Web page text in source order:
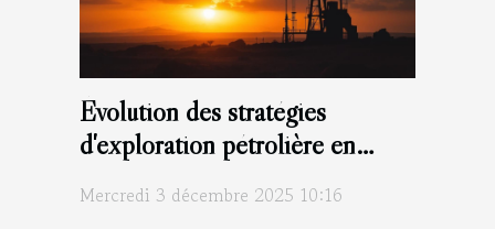
Évolution des stratégies
d'exploration pétrolière en
Mercredi 3 décembre 2025 10:16